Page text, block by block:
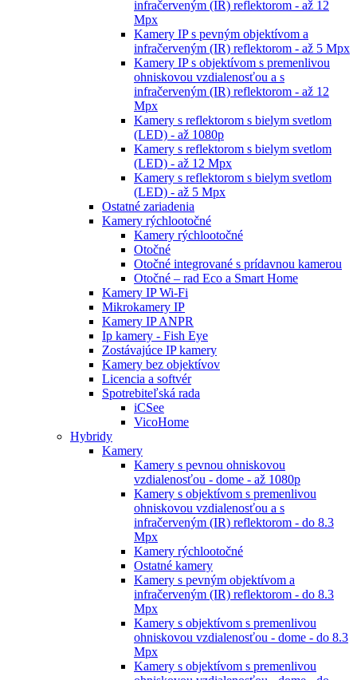
infračerveným (IR) reflektorom - až 12
Mpx
Kamery IP s pevným objektívom a
infračerveným (IR) reflektorom - až 5 Mpx
Kamery IP s objektívom s premenlivou
ohniskovou vzdialenosťou a s
infračerveným (IR) reflektorom - až 12
Mpx
Kamery s reflektorom s bielym svetlom
(LED) - až 1080p
Kamery s reflektorom s bielym svetlom
(LED) - až 12 Mpx
Kamery s reflektorom s bielym svetlom
(LED) - až 5 Mpx
Ostatné zariadenia
Kamery rýchlootočné
Kamery rýchlootočné
Otočné
Otočné integrované s prídavnou kamerou
Otočné – rad Eco a Smart Home
Kamery IP Wi-Fi
Mikrokamery IP
Kamery IP ANPR
Ip kamery - Fish Eye
Zostávajúce IP kamery
Kamery bez objektívov
Licencia a softvér
Spotrebiteľská rada
iCSee
VicoHome
Hybridy
Kamery
Kamery s pevnou ohniskovou
vzdialenosťou - dome - až 1080p
Kamery s objektívom s premenlivou
ohniskovou vzdialenosťou a s
infračerveným (IR) reflektorom - do 8.3
Mpx
Kamery rýchlootočné
Ostatné kamery
Kamery s pevným objektívom a
infračerveným (IR) reflektorom - do 8.3
Mpx
Kamery s objektívom s premenlivou
ohniskovou vzdialenosťou - dome - do 8.3
Mpx
Kamery s objektívom s premenlivou